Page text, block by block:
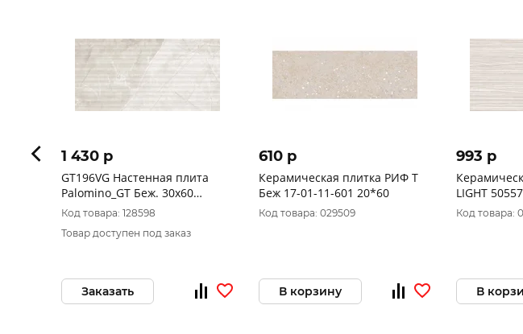
1 430 p
GT196VG Настенная плита
Palomino_GT Беж. 30x60
_декор_ 1\58,32
Код товара: 128598
Товар доступен под заказ
Заказать
610 p
Керамическая плитка РИФ Т
Беж 17-01-11-601 20*60
Код товара: 029509
В корзину
993 p
LIGHT
Код товара:
В